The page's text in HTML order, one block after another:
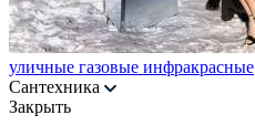
уличные газовые инфракрасные
Сантехника
Закрыть